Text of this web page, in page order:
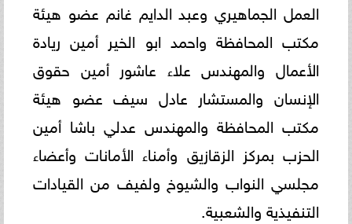
العمل الجماهيري وعبد الدايم غانم عضو هيئة
مكتب المحافظة واحمد ابو الخير أمين ريادة
الأعمال والمهندس علاء عاشور أمين حقوق
الإنسان والمستشار عادل سيف عضو هيئة
مكتب المحافظة والمهندس عدلي باشا أمين
الحزب بمركز الزقازيق وأمناء الأمانات وأعضاء
مجلسي النواب والشيوخ ولفيف من القيادات
التنفيذية والشعبية.